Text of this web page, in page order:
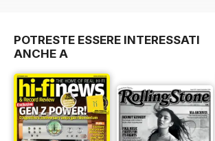
POTRESTE ESSERE INTERESSATI
ANCHE A